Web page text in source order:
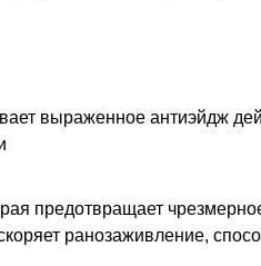
выраженное антиэйдж
предотвращает
ранозаживление,